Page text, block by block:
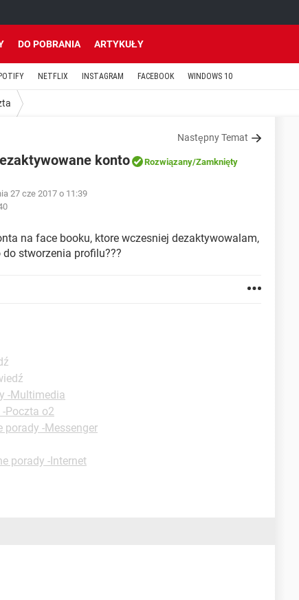
DO POBRANIA ARTYKUŁY
NETFLIX INSTAGRAM FACEBOOK WINDOWS 10
Następny Temat
konto Rozwiązany/Zamknięty
27 cze 2017 o 11:39
na face booku, ktore wczesniej dezaktywowalam,
stworzenia profilu???
-Multimedia
Poczta o2
porady -Messenger
porady -Internet